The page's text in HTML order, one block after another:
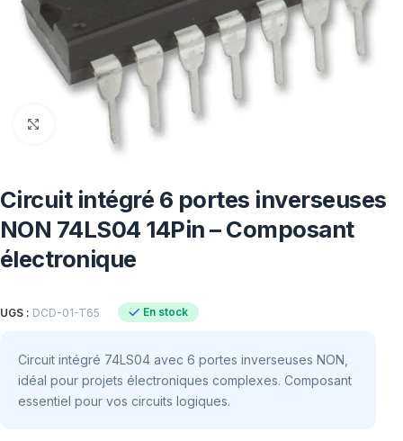
Click to enlarge
Circuit intégré 6 portes inverseuses
NON 74LS04 14Pin – Composant
électronique
UGS : DCD-01-T65 En stock
Circuit intégré 74LS04 avec 6 portes inverseuses NON,
idéal pour projets électroniques complexes. Composant
essentiel pour vos circuits logiques.